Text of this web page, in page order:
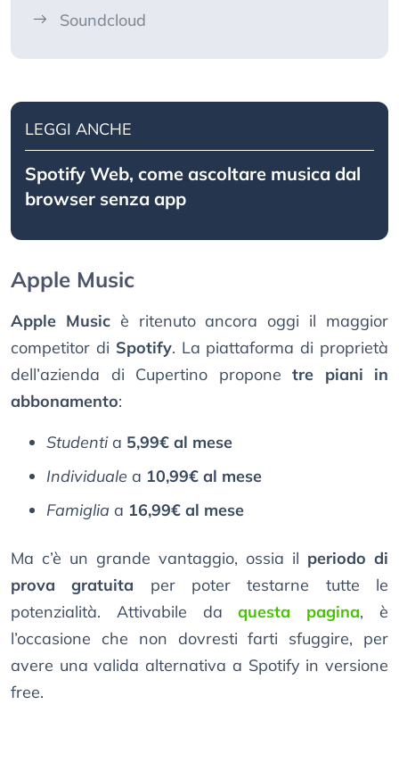
Soundcloud
LEGGI ANCHE
Spotify Web, come ascoltare musica dal
browser senza app
Apple Music
Apple Musicè ritenuto ancora oggi il maggior
competitor di Spotify. La piattaforma di proprietà
dell’azienda di Cupertino propone tre piani in
abbonamento:
Studentia 5,99€ al mese
Individuale a 10,99€ al mese
Famiglia a 16,99€ al mese
Ma c’è un grande vantaggio, ossia il periodo di
prova gratuita per poter testarne tutte le
potenzialità. Attivabile daquesta pagina, è
l’occasione che non dovresti farti sfuggire, per
avere una valida alternativa a Spotify in versione
free.